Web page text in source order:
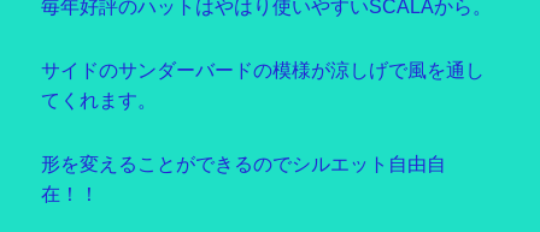
毎年好評のハットはやはり使いやすいSCALAから。
サイドのサンダーバードの模様が涼しげで風を通し
てくれます。
形を変えることができるのでシルエット自由自
在！！